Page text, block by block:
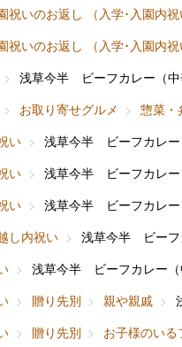
祝いのお返し （入学･入園内祝
祝いのお返し （入学･入園内祝
浅草今半 ビーフカレー（
お取り寄せグルメ 惣菜・
い
浅草今半 ビーフカレ
い
浅草今半 ビーフカレ
い
浅草今半 ビーフカレ
し内祝い
浅草今半 ビーフ
浅草今半 ビーフカレー
贈り先別 親や親戚
贈り先別 お子様のいる
フード＆スイーツ
ンタインチョコレート
ホワイトデー